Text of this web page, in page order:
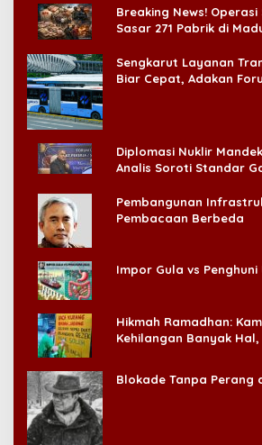
Breaking News! Operasi
Sasar 271 Pabrik di
Sengkarut Layanan
Biar Cepat, Adakan
Diplomasi Nuklir
Analis Soroti Standar
Pembangunan
Pembacaan Berbeda
Impor Gula vs Penghuni
Hikmah Ramadhan:
Kehilangan Banyak
Blokade Tanpa Perang